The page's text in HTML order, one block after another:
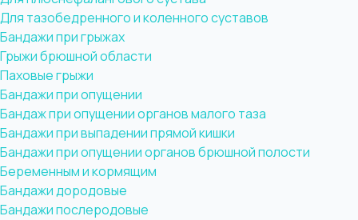
Для тазобедренного и коленного суставов
Бандажи при грыжах
Грыжи брюшной области
Паховые грыжи
Бандажи при опущении
Бандаж при опущении органов малого таза
Бандажи при выпадении прямой кишки
Бандажи при опущении органов брюшной полости
Беременным и кормящим
Бандажи дородовые
Бандажи послеродовые